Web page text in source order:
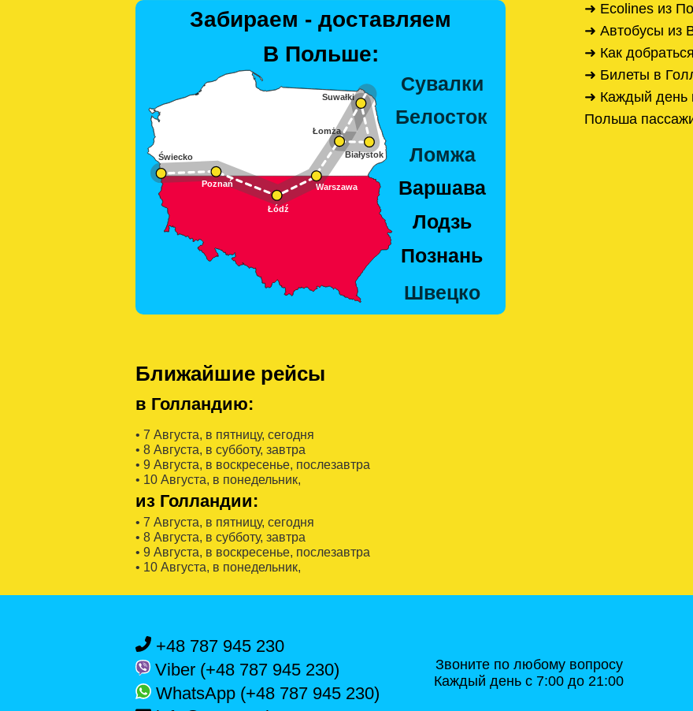
Забираем - доставляем
В Польше:
Ближайшие рейсы
в Голландию:
• 7 Августa, в пятницу, сегодня
• 8 Августa, в субботу, завтра
• 9 Августa, в воскресенье, послезавтра
• 10 Августa, в понедельник,
из Голландии:
• 7 Августa, в пятницу, сегодня
• 8 Августa, в субботу, завтра
• 9 Августa, в воскресенье, послезавтра
• 10 Августa, в понедельник,
➜ Ecolines из
➜ Автобусы из
➜ Как
➜ Билеты в
➜ Каждый день
Польша
+48 787 945 230
Viber (+48 787 945 230)
WhatsApp (+48 787 945 230)
Звоните по любому вопросу
Каждый день с 7:00 до 21:00